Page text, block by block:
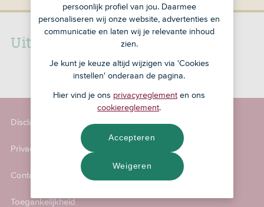
Uitleg: Totale kredietbedrag
Disclaimer
Privacy & Cookies
Contact
Toegankelijkheid
persoonlijk profiel van jou. Daarmee
personaliseren wij onze website, advertenties en
communicatie en laten wij je relevante inhoud
zien.
Je kunt je keuze altijd wijzigen via 'Cookies
instellen' onderaan de pagina.
Hier vind je ons privacyreglement en ons
cookiereglement.
Weigeren
Accepteren